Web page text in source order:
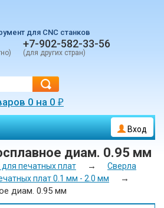
для CNC станков
+7-902-582-33-56
(для других стран)
0 на 0 ₽
Вход
диам. 0.95 мм
печатных плат →
Сверла
плат 0.1 мм - 2.0 мм
→
диам. 0.95 мм